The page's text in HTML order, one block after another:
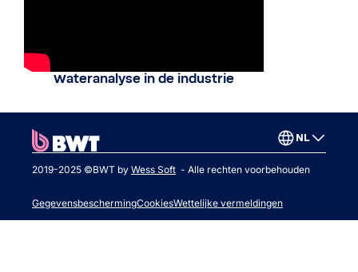
Wateranalyse in de industrie
NL
2019-2025 ©BWT by Wess Soft - Alle rechten voorbehouden
GegevensbeschermingCookiesWettelijke vermeldingen